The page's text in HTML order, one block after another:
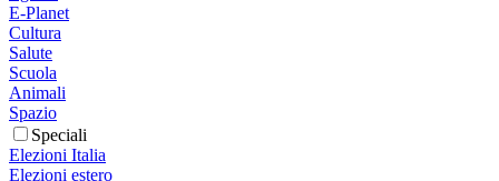
E-Planet
Cultura
Salute
Scuola
Animali
Spazio
Speciali
Elezioni Italia
Elezioni estero